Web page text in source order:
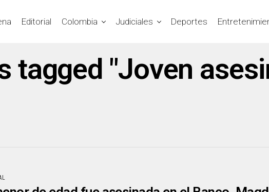
Editorial Colombia Judiciales Deportes
tagged "Joven